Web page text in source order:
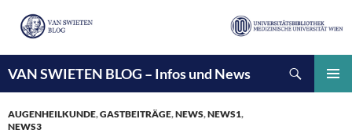
VAN SWIETEN BLOG – Infos und News
INHALT
SPRINGEN
AUGENHEILKUNDE,GASTBEITRÄGE,NEWS,NEWS1,
NEWS3